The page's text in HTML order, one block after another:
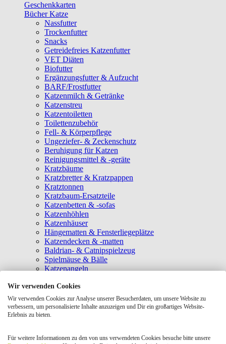
Geschenkkarten
Bücher Katze
Nassfutter
Trockenfutter
Snacks
Getreidefreies Katzenfutter
VET Diäten
Biofutter
Ergänzungsfutter & Aufzucht
BARF/Frostfutter
Katzenmilch & Getränke
Katzenstreu
Katzentoiletten
Toilettenzubehör
Fell- & Körperpflege
Ungeziefer- & Zeckenschutz
Beruhigung für Katzen
Reinigungsmittel & -geräte
Kratzbäume
Kratzbretter & Kratzpappen
Kratztonnen
Kratzbaum-Ersatzteile
Katzenbetten & -sofas
Katzenhöhlen
Katzenhäuser
Hängematten & Fensterliegeplätze
Katzendecken & -matten
Baldrian- & Catnipspielzeug
Spielmäuse & Bälle
Katzenangeln
Laserpointer & Elektrospielzeug
Katzentunnel
Clicker & Target Sticks für Katzen
Weiteres Katzenspielzeug
Tragetaschen
Wir verwenden Cookies
Wir verwenden Cookies zur Analyse unserer Besucherdaten, um unsere Website zu
verbessern, um personalisierte Inhalte anzuzeigen und Dir ein großartiges Website-
Erlebnis zu bieten.
Für weitere Informationen zu den von uns verwendeten Cookies besuche bitte unsere